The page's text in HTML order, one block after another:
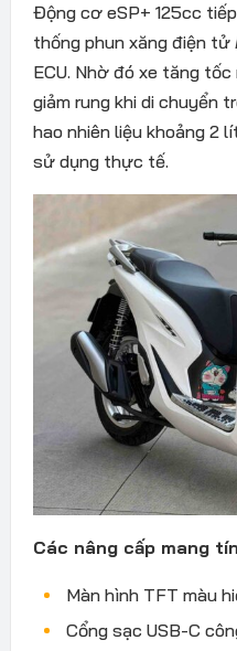
Động cơ eSP+ 125cc
thống phun xăng điện tử
ECU. Nhờ đó xe tăng
giảm rung khi di chuyển
hao nhiên liệu khoảng 2
sử dụng thực tế.
Các nâng cấp mang
Màn hình TFT màu
Cổng sạc USB-C